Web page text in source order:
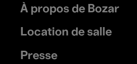
Footer
menu
À propos de Bozar
Location de salle
Presse